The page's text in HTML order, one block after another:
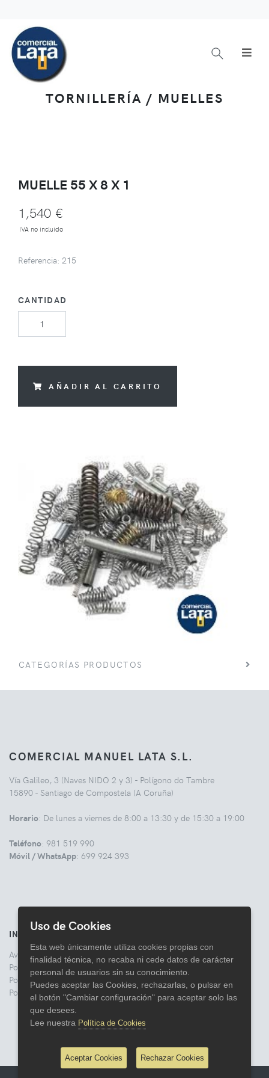
TORNILLERÍA / MUELLES
MUELLE 55 X 8 X 1
1,540 €
IVA no incluido
Referencia: 215
CANTIDAD
AÑADIR AL CARRITO
CATEGORÍAS PRODUCTOS
COMERCIAL MANUEL LATA S.L.
Vía Galileo, 3 (Naves NIDO 2 y 3) - Polígono do Tambre
15890 - Santiago de Compostela (A Coruña)
Horario: De lunes a viernes de 8:00 a 13:30 y de 15:30 a 19:00
Teléfono: 981 519 990
Móvil / WhatsApp: 699 924 393
INFORMACIÓN
Aviso legal
Politica de Privacidad
Política de Cookies
Política de Devoluciones
Uso de Cookies
Esta web únicamente utiliza cookies propias con
finalidad técnica, no recaba ni cede datos de carácter
personal de usuarios sin su conocimiento.
Puedes aceptar las Cookies, rechazarlas, o pulsar en
el botón "Cambiar configuración" para aceptar solo las
que desees.
Lee nuestra Política de Cookies
Aceptar Cookies Rechazar Cookies